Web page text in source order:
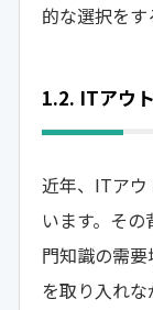
的な選択をす
1.2. ITアウ
近年、ITアウ
います。そ
門知識の需
を取り入れ